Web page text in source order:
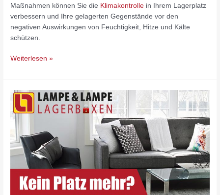
Maßnahmen können Sie die Klimakontrolle in Ihrem Lagerplatz
verbessern und Ihre gelagerten Gegenstände vor den
negativen Auswirkungen von Feuchtigkeit, Hitze und Kälte
schützen.
Weiterlesen »
Self-
Storage
für
temporäre
Wohnsituationen